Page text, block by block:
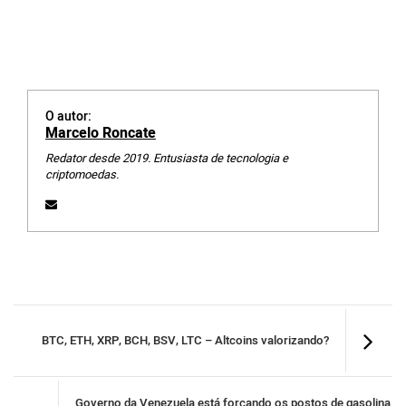
O autor:
Marcelo Roncate
Redator desde 2019. Entusiasta de tecnologia e
criptomoedas.
BTC, ETH, XRP, BCH, BSV, LTC – Altcoins valorizando?